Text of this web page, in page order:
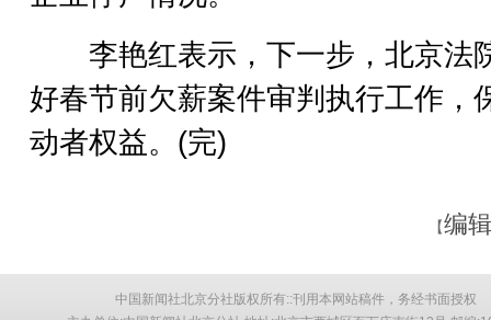
李艳红表示，下一步，北京法
好春节前欠薪案件审判执行工作，
动者权益。(完)
【编
中国新闻社北京分社版权所有::刊用本网站稿件，务经书面授权